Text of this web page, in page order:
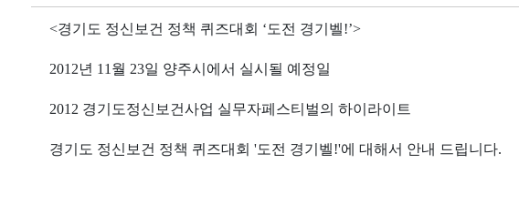
<경기도 정신보건 정책 퀴즈대회 ‘도전 경기벨!’>
2012년 11월 23일 양주시에서 실시될 예정일
2012 경기도정신보건사업 실무자페스티벌의 하이라이트
경기도 정신보건 정책 퀴즈대회 '도전 경기벨!'에 대해서 안내 드립니다.